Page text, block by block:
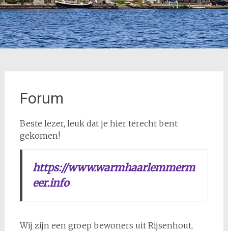
Forum
Beste lezer, leuk dat je hier terecht bent
gekomen!
https://www.warmhaarlemmerm
eer.info
Wij zijn een groep bewoners uit Rijsenhout,